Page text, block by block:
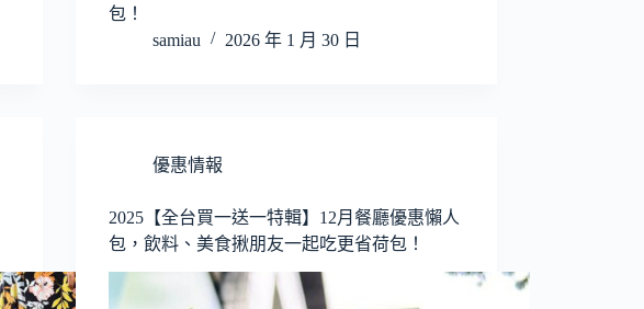
包！
samiau
2026 年 1 月 30 日
優惠情報
2025【全台買一送一特輯】12月餐廳優惠懶人
包，飲料、美食揪朋友一起吃更省荷包！